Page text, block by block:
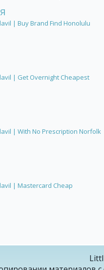
| Buy Brand Find Honolulu
| Get Overnight Cheapest
| With No Prescription Norfolk
| Mastercard Cheap